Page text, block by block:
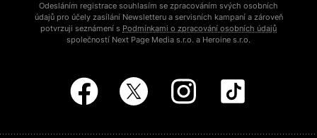
Odesláním registrace souhlasím se zpracováním svých osobních
údajů pro účely zasílání Newsletteru a servisních kampaní a zároveň
potvrzuji seznámení s Podmínkami o zpracování osobních údajů
společností Next Page Media s.r.o. a Heroine s.r.o.